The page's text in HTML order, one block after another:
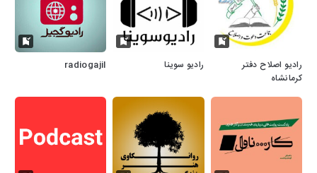
رادیو اصلاح دفتر
کرمانشاه
رادیو سوینا radiogajil